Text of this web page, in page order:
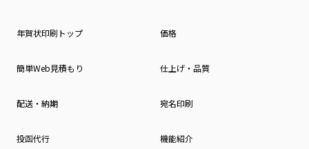
年賀状印刷トップ 価格
簡単Web見積もり 仕上げ・品質
配送・納期 宛名印刷
投函代行 機能紹介